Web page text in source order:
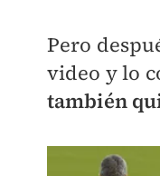
Pero
video y lo
también